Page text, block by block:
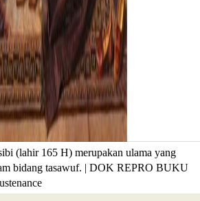
(lahir 165 H) merupakan ulama yang
bidang tasawuf. | DOK REPRO BUKU